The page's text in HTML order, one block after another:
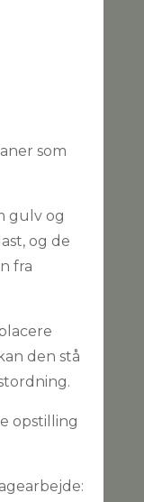
som
gulv og
og de
fra
den stå
opstilling